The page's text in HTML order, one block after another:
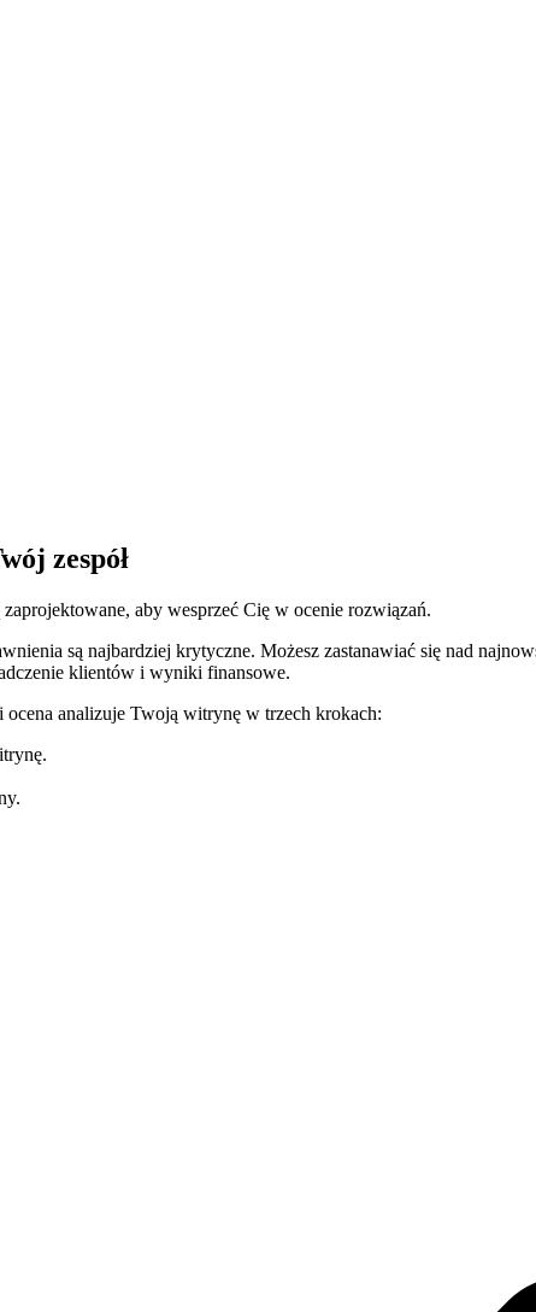
zespół
aby wesprzeć Cię w ocenie rozwiązań.
są najbardziej krytyczne. Możesz zastanawiać się nad
klientów i wyniki finansowe.
analizuje Twoją witrynę w trzech krokach: